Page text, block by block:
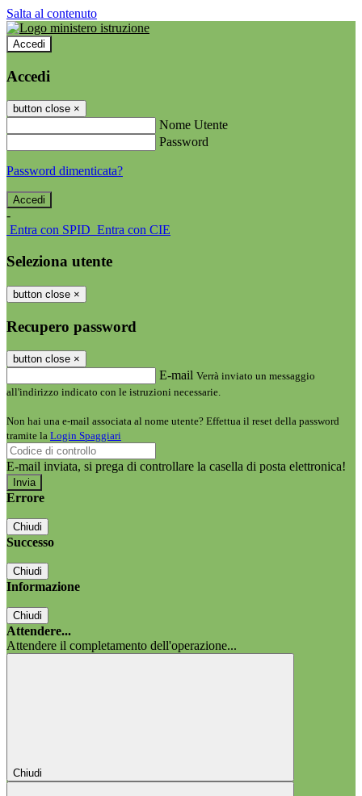
Salta al contenuto
Accedi
Accedi
button close ×
Nome Utente
Password
Password dimenticata?
-
Entra con SPID Entra con CIE
Seleziona utente
button close ×
Recupero password
button close ×
E-mail Verrà inviato un messaggio
all'indirizzo indicato con le istruzioni necessarie.
Non hai una e-mail associata al nome utente? Effettua il reset della password
tramite la Login Spaggiari
E-mail inviata, si prega di controllare la casella di posta elettronica!
Errore
Chiudi
Successo
Chiudi
Informazione
Chiudi
Attendere...
Attendere il completamento dell'operazione...
Chiudi